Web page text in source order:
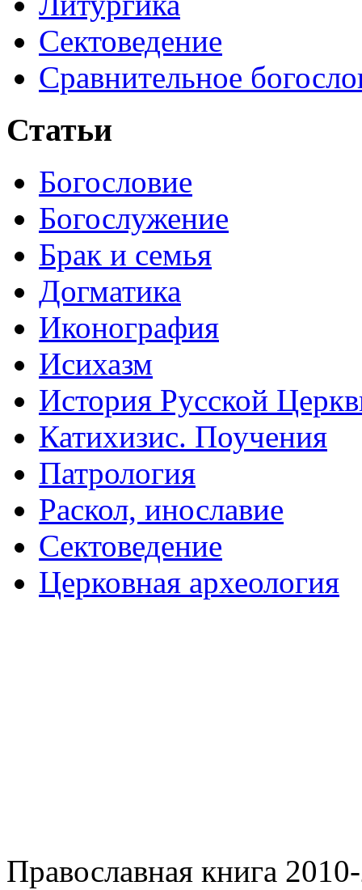
Сектоведение
Сравнительное
Статьи
Богословие
Богослужение
Брак и семья
Догматика
Иконография
Исихазм
История Русской
Катихизис. Поучения
Патрология
Раскол, инославие
Сектоведение
Церковная археология
Православная книга